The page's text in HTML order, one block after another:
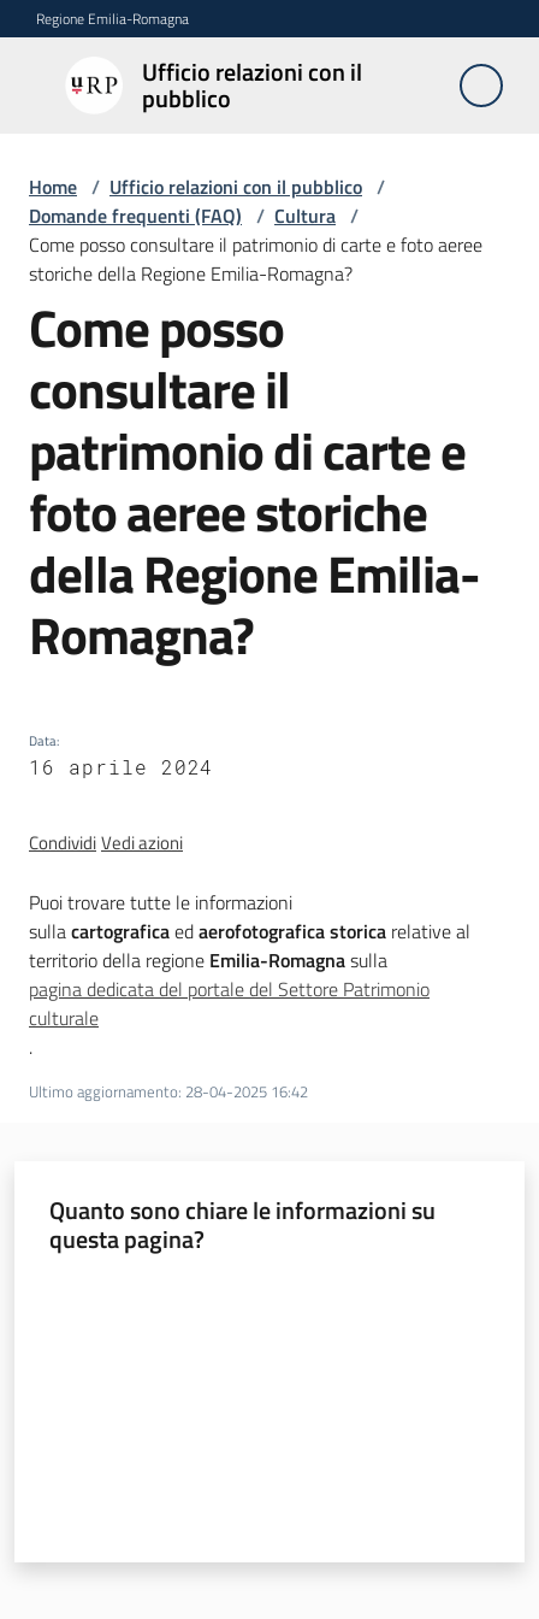
Vai al contenuto
Vai alla navigazione
Vai al footer
Regione Emilia-Romagna
Ufficio relazioni con il
pubblico
Ufficio
relazioni
pubblico
Novità
Servizi
dell'Urp
Accesso
e
trasparenza
Domande
Menu selezionato
P
r
o
n
e
e
o
r
a
Home / Ufficio relazioni con il pubblico /
Domande frequenti (FAQ) / Cultura /
Come posso consultare il patrimonio di carte e foto aeree
storiche della Regione Emilia-Romagna?
Salta al contenuto
Come posso
consultare il
patrimonio di carte e
foto aeree storiche
della Regione Emilia-
Romagna?
Data:
16 aprile 2024
CondividiVedi azioni
Puoi trovare tutte le informazioni
sullacartograficaedaerofotograficastorica relative al
territorio della regione Emilia-Romagnasulla
pagina dedicata del portale del Settore Patrimonio
culturale
.
Ultimo aggiornamento: 28-04-2025 16:42
Quanto sono chiare le informazioni su
questa pagina?